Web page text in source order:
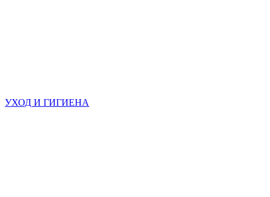
УХОД И ГИГИЕНА